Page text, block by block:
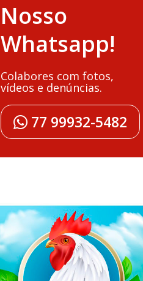
Nosso
Whatsapp!
Colabores com fotos,
vídeos e denúncias.
77 99932-5482